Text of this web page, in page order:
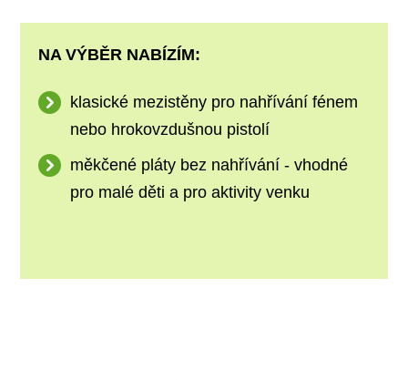
NA VÝBĚR NABÍZÍM:
klasické mezistěny pro nahřívání fénem
nebo hrokovzdušnou pistolí
měkčené pláty bez nahřívání - vhodné
pro malé děti a pro aktivity venku